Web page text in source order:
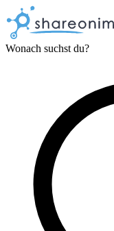
Wonach suchst du?